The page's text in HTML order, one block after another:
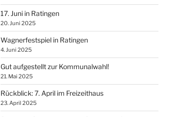
17. Juni in Ratingen
20. Juni 2025
Wagnerfestspiel in Ratingen
4. Juni 2025
Gut aufgestellt zur Kommunalwahl!
21. Mai 2025
Rückblick: 7. April im Freizeithaus
23. April 2025